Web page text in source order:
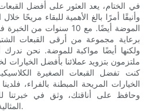
في الختام، يعد العثور على أفضل القبعات
وأنيقًا أمرًا بالغ الأهمية للبقاء مريحًا خلال
الموضة أيضًا. مع 10 سنوات
برعاية مجموعة من أرقى القبعات
ولكنها أيضًا مواكبة للموضة. نحن ندرك
ملتزمون بتزويد عملائنا بأفضل الخيارات
كنت تفضل القبعات الصغيرة
الخيارات المريحة المبطنة بالفراء،
وحافظ على أناقتك، وثق في خبرتنا
المثالية بالجملة التي تلبي احتياجاتك.